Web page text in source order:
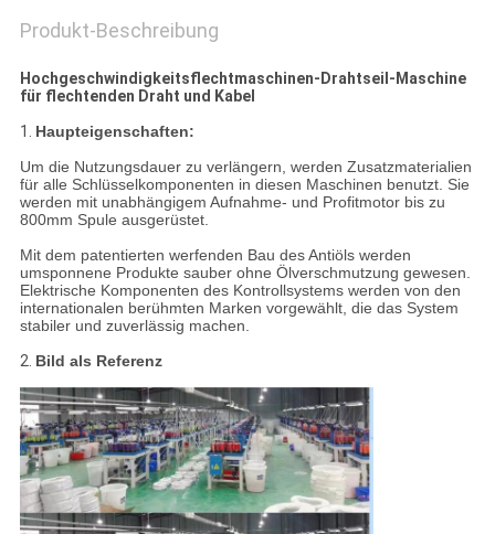
Produkt-Beschreibung
Hochgeschwindigkeitsflechtmaschinen-Drahtseil-Maschine
für flechtenden Draht und Kabel
1. Haupteigenschaften:
Um die Nutzungsdauer zu verlängern, werden Zusatzmaterialien
für alle Schlüsselkomponenten in diesen Maschinen benutzt. Sie
werden mit unabhängigem Aufnahme- und Profitmotor bis zu
800mm Spule ausgerüstet.
Mit dem patentierten werfenden Bau des Antiöls werden
umsponnene Produkte sauber ohne Ölverschmutzung gewesen.
Elektrische Komponenten des Kontrollsystems werden von den
internationalen berühmten Marken vorgewählt, die das System
stabiler und zuverlässig machen.
2. Bild als Referenz